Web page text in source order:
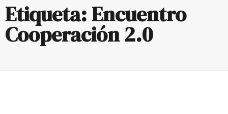
Etiqueta: Encuentro
Cooperación 2.0